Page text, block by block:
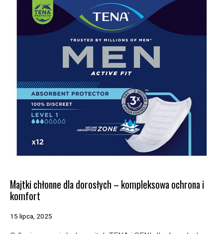
Majtki chłonne dla dorosłych – kompleksowa ochrona i
komfort
15 lipca, 2025